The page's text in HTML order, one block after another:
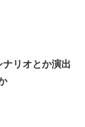
リオとか演出